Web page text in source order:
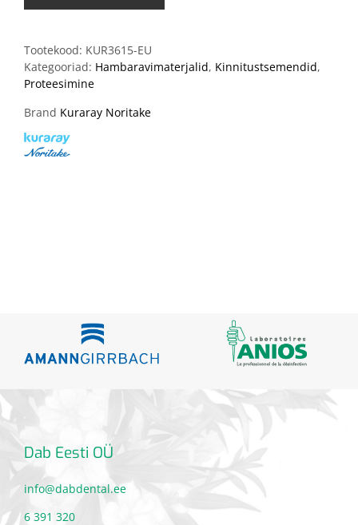
Tootekood: KUR3615-EU
Kategooriad: Hambaravimaterjalid, Kinnitustsemendid,
Proteesimine
Brand Kuraray Noritake
Dab Eesti OÜ
info@dabdental.ee
6 391 320